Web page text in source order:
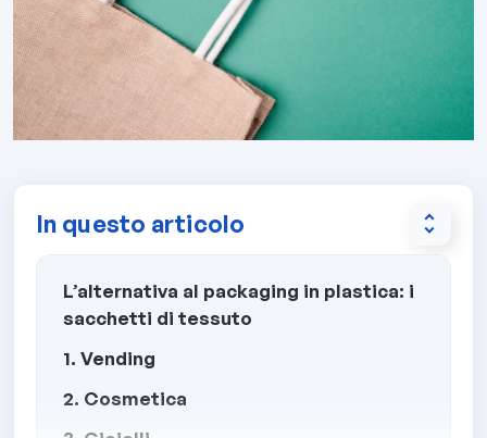
In questo articolo unfold_more
L’alternativa al packaging in plastica: i
sacchetti di tessuto
1. Vending
2. Cosmetica